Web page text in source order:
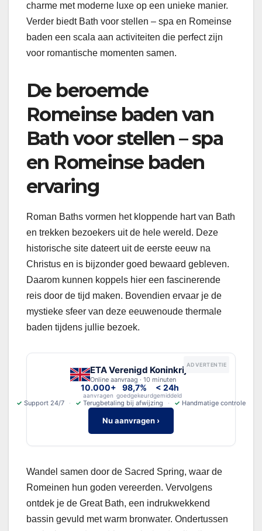
charme met moderne luxe op een unieke manier.
Verder biedt Bath voor stellen – spa en Romeinse
baden een scala aan activiteiten die perfect zijn
voor romantische momenten samen.
De beroemde
Romeinse baden van
Bath voor stellen – spa
en Romeinse baden
ervaring
Roman Baths vormen het kloppende hart van Bath
en trekken bezoekers uit de hele wereld. Deze
historische site dateert uit de eerste eeuw na
Christus en is bijzonder goed bewaard gebleven.
Daarom kunnen koppels hier een fascinerende
reis door de tijd maken. Bovendien ervaar je de
mystieke sfeer van deze eeuwenoude thermale
baden tijdens jullie bezoek.
ADVERTENTIE
ETA Verenigd Koninkrijk
Online aanvraag · 10 minuten
10.000+
aanvragen
98,7%
goedgekeurd
< 24h
gemiddeld
✓ Support 24/7 ✓ Terugbetaling bij afwijzing ✓ Handmatige controle
Nu aanvragen ›
Wandel samen door de Sacred Spring, waar de
Romeinen hun goden vereerden. Vervolgens
ontdek je de Great Bath, een indrukwekkend
bassin gevuld met warm bronwater. Ondertussen